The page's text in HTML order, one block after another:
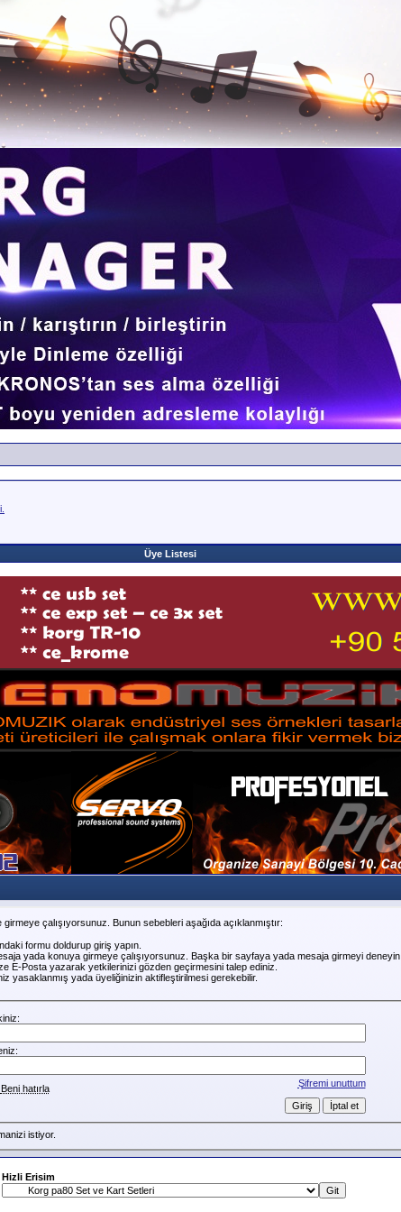
Üye Listesi
çalışıyorsunuz. Bunun sebebleri aşağıda açıklanmıştır:
formu doldurup giriş yapın.
yada konuya girmeye çalışıyorsunuz. Başka bir sayfaya yada mesaja girmeyi deneyin.
E-Posta yazarak yetkilerinizi gözden geçirmesini talep ediniz.
yasaklanmış yada üyeliğinizin aktifleştirilmesi gerekebilir.
Şifremi unuttum
Beni hatırla
istiyor.
Hizli Erisim